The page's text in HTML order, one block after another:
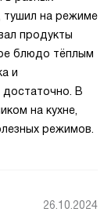
тушил на режиме
продукты
блюдо тёплым
и
В
на кухне,
режимов.
26.10.2024